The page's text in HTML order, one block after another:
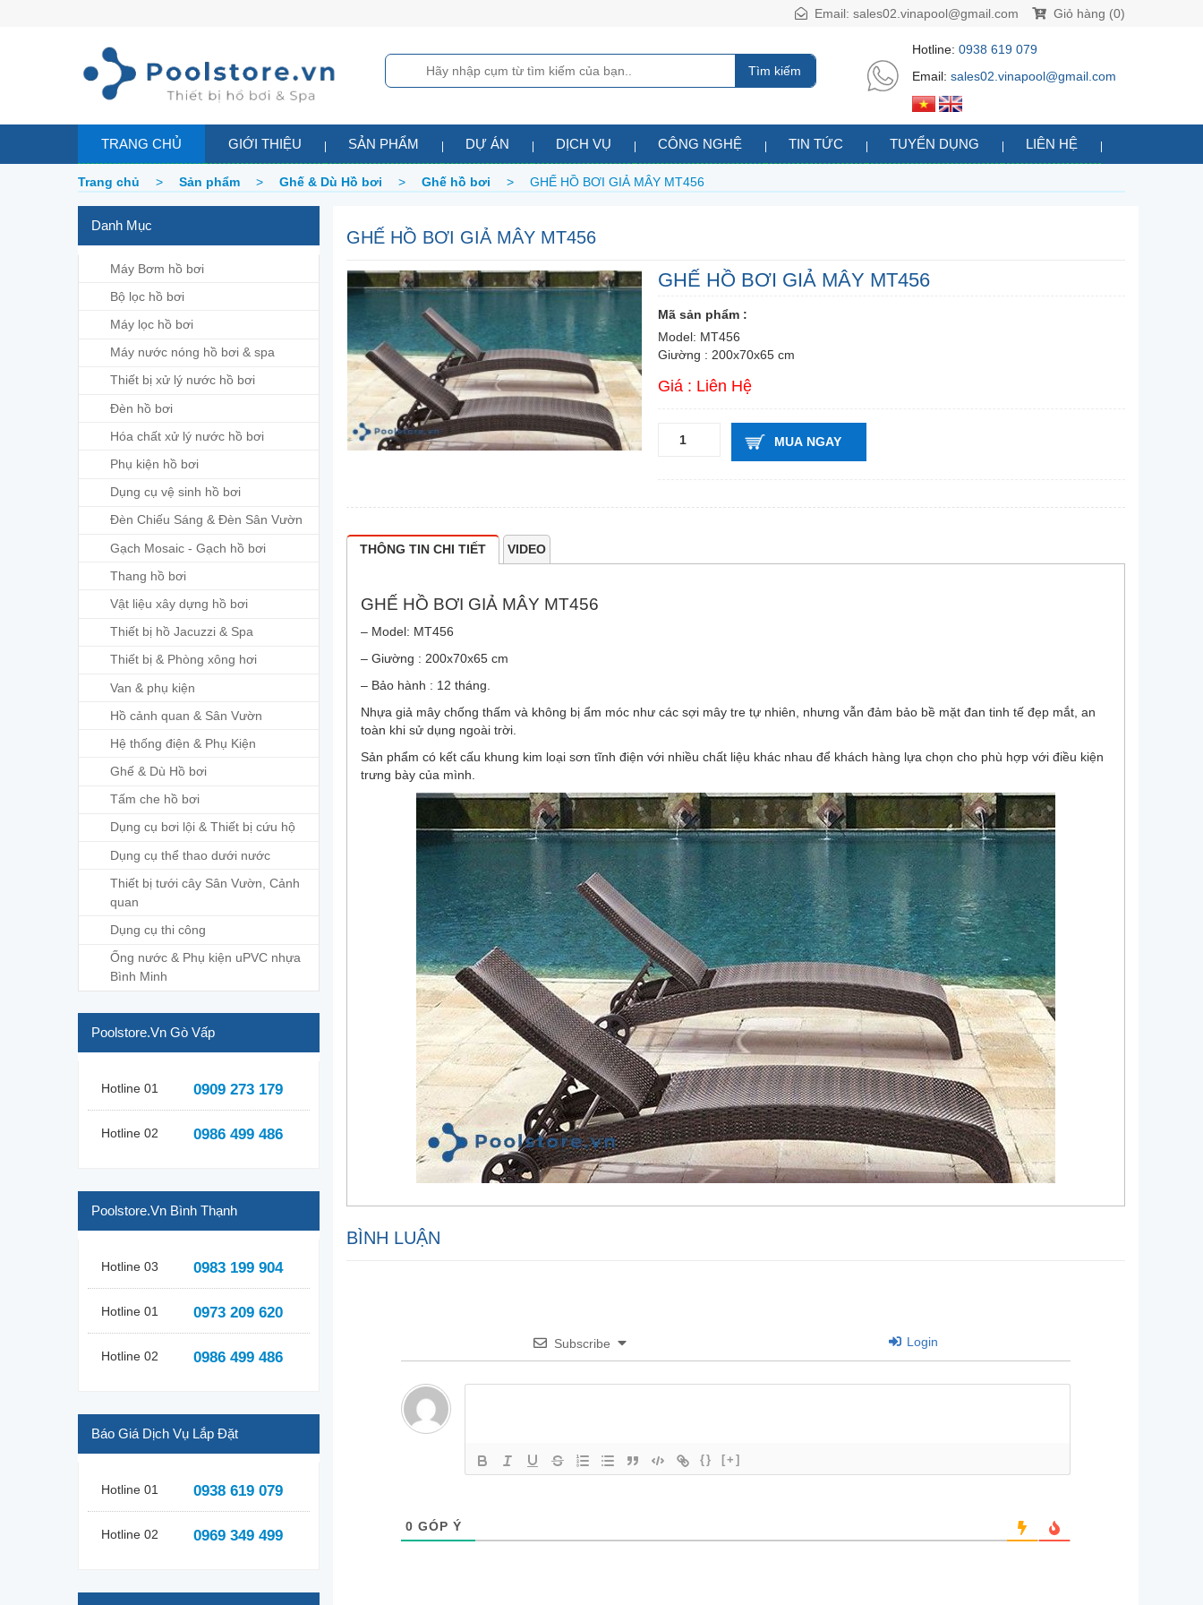
Giỏ hàng (0)
Email: sales02.vinapool@gmail.com
Tìm kiếm
Hotline: 0938 619 079
Email: sales02.vinapool@gmail.com
TRANG CHỦ GIỚI THIỆU SẢN PHẨM DỰ ÁN DỊCH VỤ CÔNG NGHỆ TIN TỨC TUYỂN DỤNG LIÊN HỆ
Trang chủ > Sản phẩm > Ghế & Dù Hồ bơi > Ghế hồ bơi > GHẾ HỒ BƠI GIẢ MÂY MT456
Danh Mục
Máy Bơm hồ bơi
Bộ lọc hồ bơi
Máy lọc hồ bơi
Máy nước nóng hồ bơi & spa
Thiết bị xử lý nước hồ bơi
Đèn hồ bơi
Hóa chất xử lý nước hồ bơi
Phụ kiện hồ bơi
Dụng cụ vệ sinh hồ bơi
Đèn Chiếu Sáng & Đèn Sân Vườn
Gạch Mosaic - Gạch hồ bơi
Thang hồ bơi
Vật liệu xây dựng hồ bơi
Thiết bị hồ Jacuzzi & Spa
Thiết bị & Phòng xông hơi
Van & phụ kiện
Hồ cảnh quan & Sân Vườn
Hệ thống điện & Phụ Kiện
Ghế & Dù Hồ bơi
Tấm che hồ bơi
Dụng cụ bơi lội & Thiết bị cứu hộ
Dụng cụ thể thao dưới nước
Thiết bị tưới cây Sân Vườn, Cảnh
quan
Dụng cụ thi công
Ống nước & Phụ kiện uPVC nhựa
Bình Minh
Poolstore.vn Gò Vấp
Hotline 01 0909 273 179
Hotline 02 0986 499 486
Poolstore.vn Bình Thạnh
Hotline 03 0983 199 904
Hotline 01 0973 209 620
Hotline 02 0986 499 486
Báo Giá Dịch Vụ Lắp Đặt
Hotline 01 0938 619 079
Hotline 02 0969 349 499
GHẾ HỒ BƠI GIẢ MÂY MT456
GHẾ HỒ BƠI GIẢ MÂY MT456
Mã sản phẩm :
Model: MT456
Giường : 200x70x65 cm
Giá : Liên Hệ
MUA NGAY
THÔNG TIN CHI TIẾT VIDEO
GHẾ HỒ BƠI GIẢ MÂY MT456
– Model: MT456
– Giường : 200x70x65 cm
– Bảo hành : 12 tháng.
Nhựa giả mây chống thấm và không bị ẩm móc như các sợi mây tre tự nhiên, nhưng vẫn đảm bảo bề mặt đan tinh tế đẹp mắt, an
toàn khi sử dụng ngoài trời.
Sản phẩm có kết cấu khung kim loại sơn tĩnh điện với nhiều chất liệu khác nhau để khách hàng lựa chọn cho phù hợp với điều kiện
trưng bày của mình.
BÌNH LUẬN
Subscribe Login
{} [+]
0 GÓP Ý